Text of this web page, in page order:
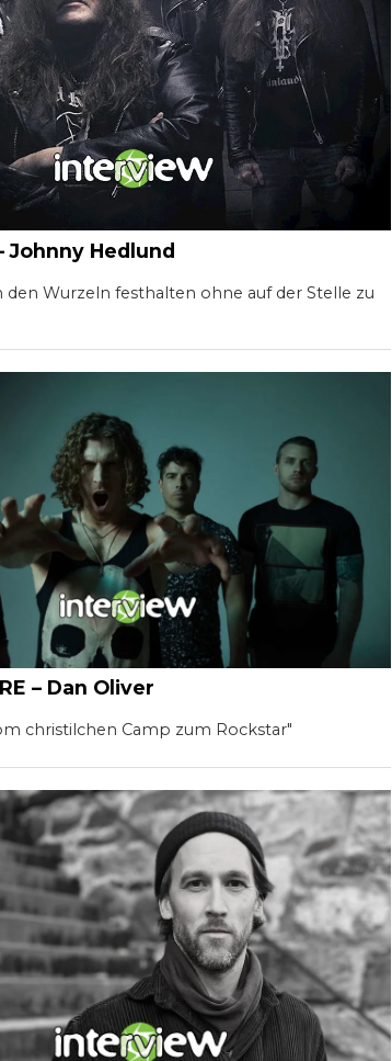
Johnny Hedlund
den Wurzeln festhalten ohne auf der Stelle zu
– Dan Oliver
christilchen Camp zum Rockstar"